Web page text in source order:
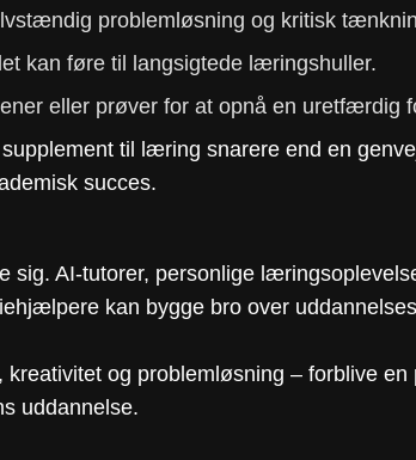
problemløsning og kritisk
kan føre til langsigtede læringshuller.
eller prøver for at opnå en uretfærdig
til læring snarere end en
succes.
sig. AI-tutorer, personlige
kan bygge bro over
og problemløsning – forblive
uddannelse.